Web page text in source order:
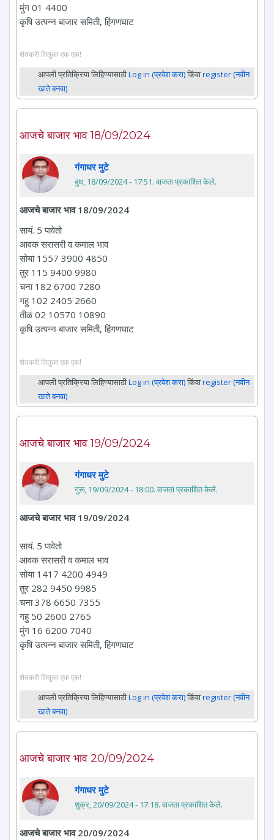
मुंग 01 4400
कृषि उत्पन्न बाजार समिती, हिंगणघाट
शेतकरी तितुका एक एक!
आपली प्रतिक्रिया लिहिण्यासाठीLog in (प्रवेश करा)किंवाregister (नवीन
खाते बनवा)
आजचे बाजार भाव 18/09/2024
गंगाधर मुटे
बुध, 18/09/2024 - 17:51. वाजता प्रकाशित केले.
आजचे बाजार भाव 18/09/2024
सायं. 5 पावेतो
आवक सरासरी व कमाल भाव
सोया 1557 3900 4850
तुर 115 9400 9980
चना 182 6700 7280
गहु 102 2405 2660
तीळ 02 10570 10890
कृषि उत्पन्न बाजार समिती, हिंगणघाट
शेतकरी तितुका एक एक!
आपली प्रतिक्रिया लिहिण्यासाठीLog in (प्रवेश करा)किंवाregister (नवीन
खाते बनवा)
आजचे बाजार भाव 19/09/2024
गंगाधर मुटे
गुरू, 19/09/2024 - 18:00. वाजता प्रकाशित केले.
आजचे बाजार भाव 19/09/2024
सायं. 5 पावेतो
आवक सरासरी व कमाल भाव
सोया 1417 4200 4949
तुर 282 9450 9985
चना 378 6650 7355
गहु 50 2600 2765
मुंग 16 6200 7040
कृषि उत्पन्न बाजार समिती, हिंगणघाट
शेतकरी तितुका एक एक!
आपली प्रतिक्रिया लिहिण्यासाठीLog in (प्रवेश करा)किंवाregister (नवीन
खाते बनवा)
आजचे बाजार भाव 20/09/2024
गंगाधर मुटे
शुक्र, 20/09/2024 - 17:18. वाजता प्रकाशित केले.
आजचे बाजार भाव 20/09/2024